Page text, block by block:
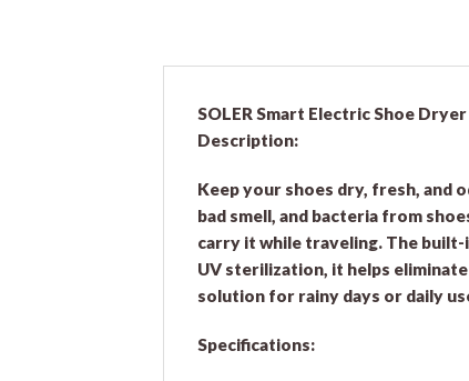
SOLER Smart Electric Shoe
Description:
Keep your shoes dry, fresh, and
bad smell, and bacteria from
carry it while traveling. The
UV sterilization, it helps
solution for rainy days or daily
Specifications: